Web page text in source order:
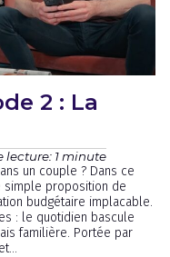
2 : La
lecture: 1 minute
un couple ? Dans ce
simple proposition de
budgétaire implacable.
: le quotidien bascule
familière. Portée par